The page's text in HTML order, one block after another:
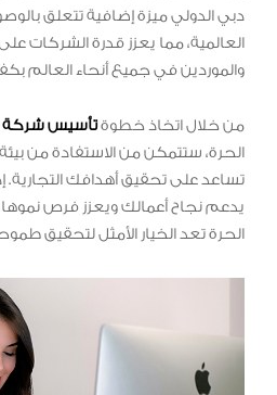
دبي الدولي ميزة إضافية تتعلق
العالمية، مما يعزز قدرة الشركات
والموردين في جميع أنحاء العالم
من خلال اتخاذ خطوةتأسيس شركة
الحرة، ستتمكن من الاستفادة من
تساعد على تحقيق أهدافك
يدعم نجاح أعمالك ويعزز فرص
الحرة تعد الخيار الأمثل لتحقيق